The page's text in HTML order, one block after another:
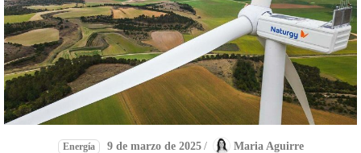
Energía 9 de marzo de 2025 / Maria Aguirre